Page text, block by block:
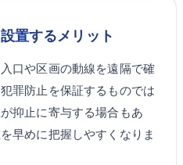
置するメリット
口や区画の動線を遠隔で確
罪防止を保証するものでは
抑止に寄与する場合もあ
早めに把握しやすくなりま